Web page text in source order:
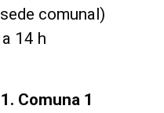
comunal)
14 h
Comuna 1